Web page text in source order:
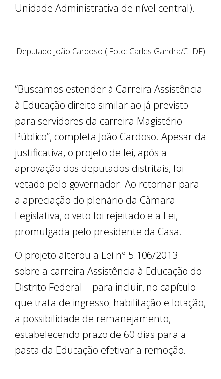
Unidade Administrativa de nível central).
Deputado João Cardoso ( Foto: Carlos Gandra/CLDF)
“Buscamos estender à Carreira Assistência
à Educação direito similar ao já previsto
para servidores da carreira Magistério
Público”, completa João Cardoso. Apesar da
justificativa, o projeto de lei, após a
aprovação dos deputados distritais, foi
vetado pelo governador. Ao retornar para
a apreciação do plenário da Câmara
Legislativa, o veto foi rejeitado e a Lei,
promulgada pelo presidente da Casa.
O projeto alterou a Lei nº 5.106/2013 –
sobre a carreira Assistência à Educação do
Distrito Federal – para incluir, no capítulo
que trata de ingresso, habilitação e lotação,
a possibilidade de remanejamento,
estabelecendo prazo de 60 dias para a
pasta da Educação efetivar a remoção.